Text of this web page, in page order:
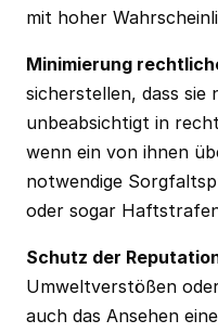
mit hoher
Minimierung
sicherstellen, dass
unbeabsichtigt in
wenn ein von ihnen
notwendige
oder sogar
Schutz der
Umweltverstößen
auch das Ansehen